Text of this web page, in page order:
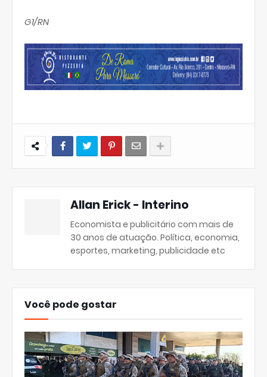
G1/RN
Allan Erick - Interino
Economista e publicitário com mais de
30 anos de atuação. Política, economia,
esportes, marketing, publicidade etc
Você pode gostar